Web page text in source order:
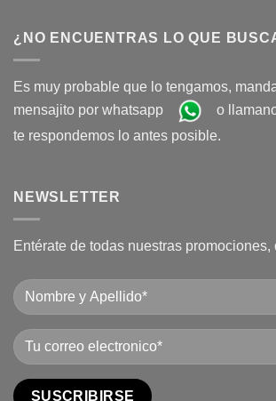
¿NO ENCUENTRAS LO QUE
Es muy probable que lo tengamos,
mensajito por whatsapp
o
te respondemos lo antes posible.
NEWSLETTER
Entérate de todas nuestras promociones,